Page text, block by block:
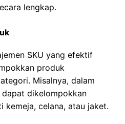
lengkap.
SKU yang efektif
produk
Misalnya, dalam
dikelompokkan
kemeja, celana, atau jaket.